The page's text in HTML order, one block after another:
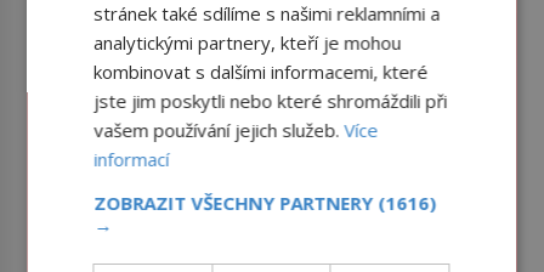
stránek také sdílíme s našimi reklamními a
analytickými partnery, kteří je mohou
kombinovat s dalšími informacemi, které
jste jim poskytli nebo které shromáždili při
vašem používání jejich služeb.Více
informací
ZOBRAZIT VŠECHNY PARTNERY (1616)
→